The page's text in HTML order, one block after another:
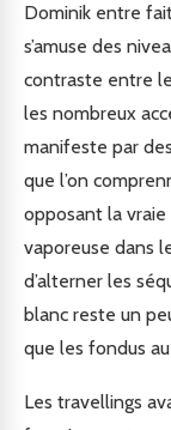
Dominik entre
s’amuse des
contraste entre
les nombreux
manifeste par
que l’on
opposant la
vaporeuse dans
d’alterner les
blanc reste un
que les fondus
Les travellings